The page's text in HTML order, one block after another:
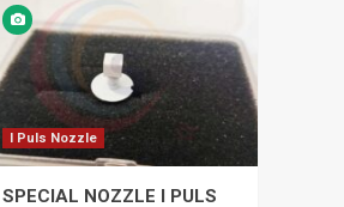
I Puls Nozzle
SPECIAL NOZZLE I PULS